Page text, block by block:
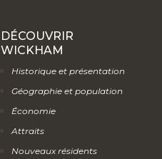
DÉCOUVRIR
WICKHAM
Historique et présentation
Géographie et population
Économie
Attraits
Nouveaux résidents